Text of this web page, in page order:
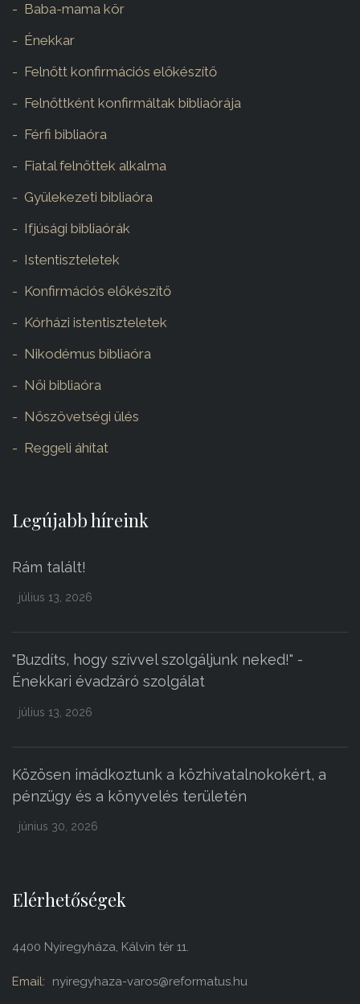
Baba-mama kör
Énekkar
Felnőtt konfirmációs előkészítő
Felnőttként konfirmáltak bibliaórája
Férfi bibliaóra
Fiatal felnőttek alkalma
Gyülekezeti bibliaóra
Ifjúsági bibliaórák
Istentiszteletek
Konfirmációs előkészítő
Kórházi istentiszteletek
Nikodémus bibliaóra
Női bibliaóra
Nőszövetségi ülés
Reggeli áhítat
Legújabb híreink
Rám talált!
július 13, 2026
"Buzdíts, hogy szívvel szolgáljunk neked!" -
Énekkari évadzáró szolgálat
július 13, 2026
Közösen imádkoztunk a közhivatalnokokért, a
pénzügy és a könyvelés területén
június 30, 2026
Elérhetőségek
4400 Nyíregyháza, Kálvin tér 11.
Email: nyiregyhaza-varos@reformatus.hu